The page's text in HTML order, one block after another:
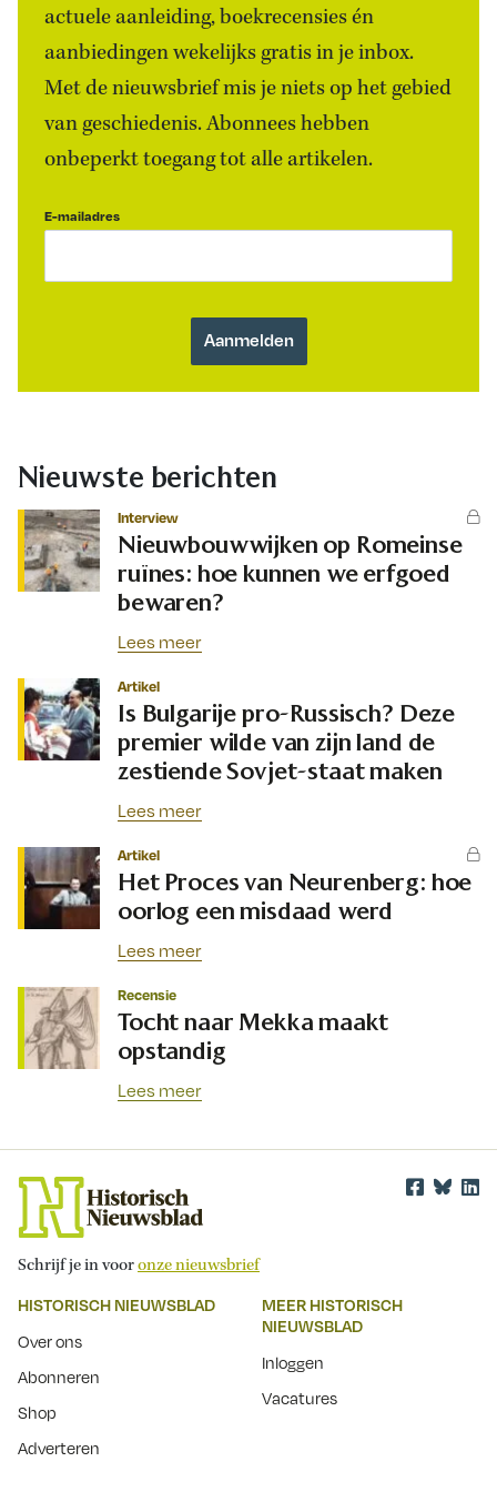
actuele aanleiding, boekrecensies én
aanbiedingen wekelijks gratis in je inbox.
Met de nieuwsbrief mis je niets op het gebied
van geschiedenis. Abonnees hebben
onbeperkt toegang tot alle artikelen.
E-mailadres
Nieuwste berichten
Interview
Nieuwbouwwijken op Romeinse
ruïnes: hoe kunnen we erfgoed
bewaren?
Lees meer
Artikel
Is Bulgarije pro-Russisch? Deze
premier wilde van zijn land de
zestiende Sovjet-staat maken
Lees meer
Artikel
Het Proces van Neurenberg: hoe
oorlog een misdaad werd
Lees meer
Recensie
Tocht naar Mekka maakt
opstandig
Lees meer
Schrijf je in vooronze nieuwsbrief
HISTORISCH NIEUWSBLAD
Over ons
Abonneren
Shop
Adverteren
MEER HISTORISCH
NIEUWSBLAD
Inloggen
Vacatures